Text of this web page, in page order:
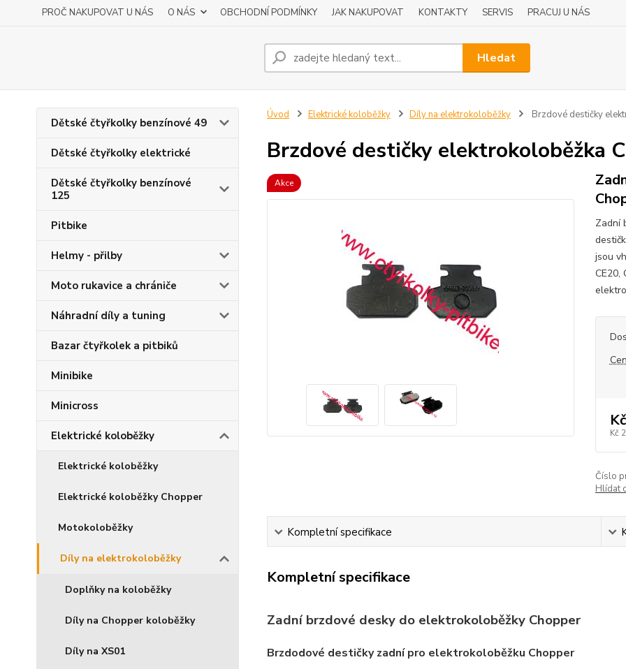
PROČ NAKUPOVAT U NÁS O NÁS OBCHODNÍ PODMÍNKY JAK NAKUPOVAT KONTAKTY SERVIS PRACUJ U NÁS
Hledat
Dětské čtyřkolky benzínové 49
Dětské čtyřkolky elektrické
Dětské čtyřkolky benzínové
125
Pitbike
Helmy - přilby
Moto rukavice a chrániče
Náhradní díly a tuning
Bazar čtyřkolek a pitbiků
Minibike
Minicross
Elektrické koloběžky
Elektrické koloběžky
Elektrické koloběžky Chopper
Motokoloběžky
Díly na elektrokoloběžky
Doplňky na koloběžky
Díly na Chopper koloběžky
Díly na XS01
Úvod Elektrické koloběžky Díly na elektrokoloběžky Brzdové destičky
Brzdové destičky elektrokoloběžka
Akce
Zadní
jsou
CE20,
Kč
Číslo
Hlídat
Kompletní specifikace
Kompletní specifikace
Zadní brzdové desky do elektrokoloběžky Chopper
Brzdodové destičky zadní pro elektrokoloběžku Chopper